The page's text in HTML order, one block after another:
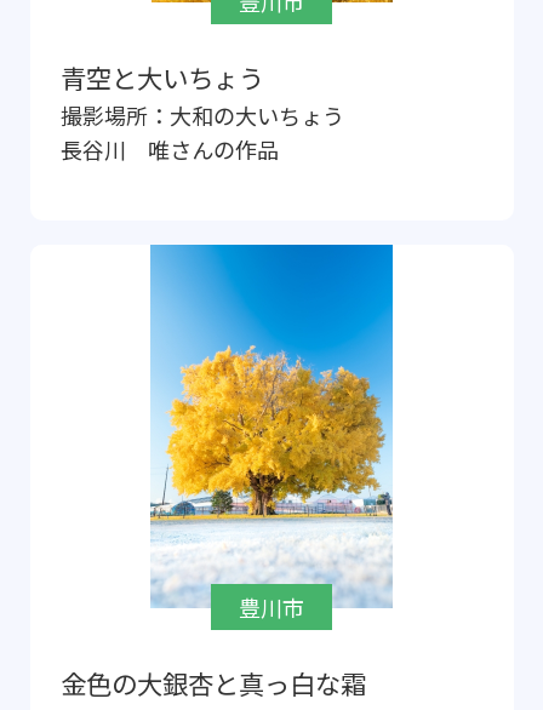
青空と大いちょう
撮影場所： 大和の大いちょう
長谷川 唯さんの作品
豊川市
金色の大銀杏と真っ白な霜